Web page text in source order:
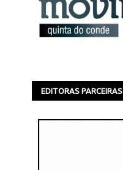
EDITORAS PARCEIRAS